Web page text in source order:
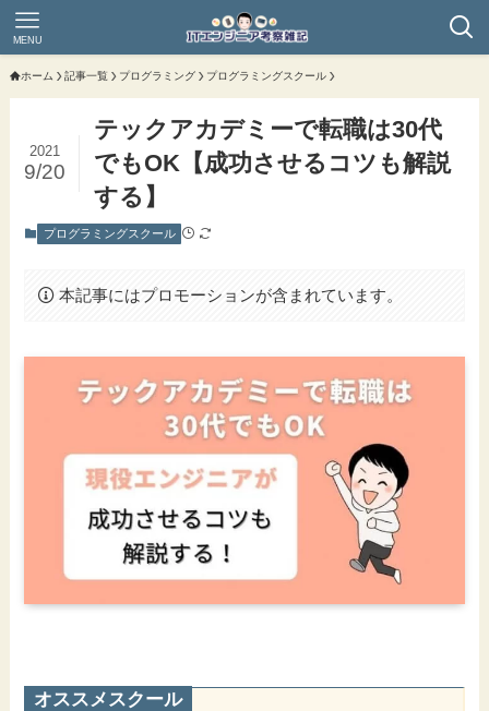
MENU
ホーム 記事一覧 プログラミング プログラミングスクール
テックアカデミーで転職は30代
でもOK【成功させるコツも解説
する】
2021
9/20
プログラミングスクール
本記事にはプロモーションが含まれています。
オススメスクール